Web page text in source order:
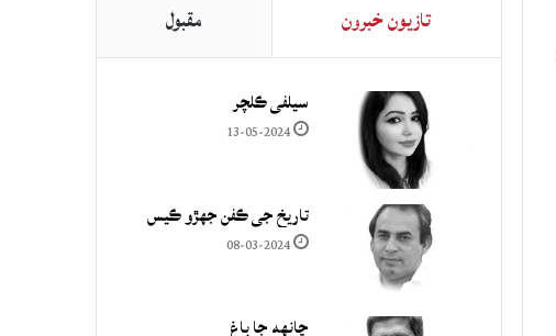
تازيون خبرون مقبول
سيلفي ڪلچر
13-05-2024
تاريخ جي ڪفن جھڙو ڪيس
08-03-2024
چانهه جا باغ